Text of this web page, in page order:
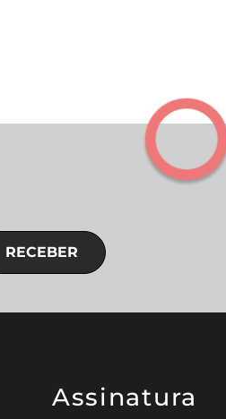
RECEBER
Assinatura